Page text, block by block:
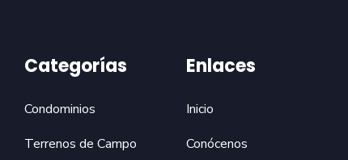
Categorías
Condominios
Terrenos de Campo
Enlaces
Inicio
Conócenos